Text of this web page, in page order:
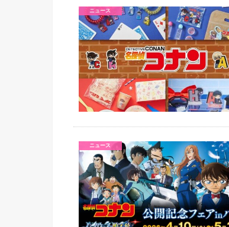
ニュース
ニュース